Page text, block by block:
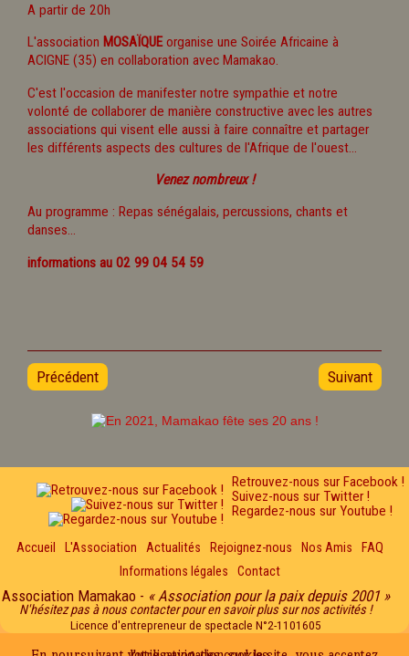
A partir de 20h
L'association MOSAÏQUEorganise une Soirée Africaine à
ACIGNE (35) en collaboration avec Mamakao.
C'est l'occasion de manifester notre sympathie et notre
volonté de collaborer de manière constructive avec les autres
associations qui visent elle aussi à faire connaître et partager
les différents aspects des cultures de l'Afrique de l'ouest...
Venez nombreux !
Au programme : Repas sénégalais, percussions, chants et
danses...
informations au 02 99 04 54 59
Précédent Suivant
Retrouvez-nous sur Facebook !
Suivez-nous sur Twitter !
Regardez-nous sur Youtube !
Accueil L'Association Actualités Rejoignez-nous Nos Amis
FAQ
Informations légales
Contact
Association Mamakao - « Association pour la paix depuis 2001 »
N'hésitez pas à nous contacter pour en savoir plus sur nos activités !
Licence d'entrepreneur de spectacle N°2-1101605